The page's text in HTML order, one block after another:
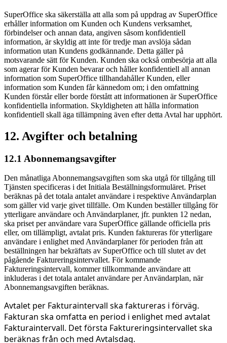
SuperOffice ska säkerställa att alla som på uppdrag av SuperOffice
erhåller information om Kunden och Kundens verksamhet,
förbindelser och annan data, angiven såsom konfidentiell
information, är skyldig att inte för tredje man avslöja sådan
information utan Kundens godkännande. Detta gäller på
motsvarande sätt för Kunden. Kunden ska också ombesörja att alla
som agerar för Kunden bevarar och håller konfidentiell all annan
information som SuperOffice tillhandahåller Kunden, eller
information som Kunden får kännedom om; i den omfattning
Kunden förstår eller borde förstått att informationen är SuperOffice
konfidentiella information. Skyldigheten att hålla information
konfidentiell skall äga tillämpning även efter detta Avtal har upphört.
12. Avgifter och betalning
12.1 Abonnemangsavgifter
Den månatliga Abonnemangsavgiften som ska utgå för tillgång till
Tjänsten specificeras i det Initiala Beställningsformuläret. Priset
beräknas på det totala antalet användare i respektive Användarplan
som gäller vid varje givet tillfälle. Om Kunden beställer tillgång för
ytterligare användare och Användarplaner, jfr. punkten 12 nedan,
ska priset per användare vara SuperOffice gällande officiella pris
eller, om tillämpligt, avtalat pris. Kunden faktureras för ytterligare
användare i enlighet med Användarplaner för perioden från att
beställningen har bekräftats av SuperOffice och till slutet av det
pågående Faktureringsintervallet. För kommande
Faktureringsintervall, kommer tillkommande användare att
inkluderas i det totala antalet användare per Användarplan, när
Abonnemangsavgiften beräknas.
Avtalet per Fakturaintervall ska faktureras i förväg.
Fakturan ska omfatta en period i enlighet med avtalat
Fakturaintervall. Det första Faktureringsintervallet ska
beräknas från och med Avtalsdag.